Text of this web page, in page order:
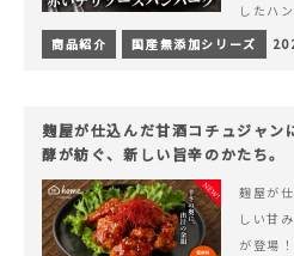
したハ
コク深
&hellip;
商品紹介 国産無添加シリーズ
麹屋が仕込んだ甘酒コチュジャン
酵が紡ぐ、新しい旨辛のかたち。
麹屋が
しい甘
が登場！